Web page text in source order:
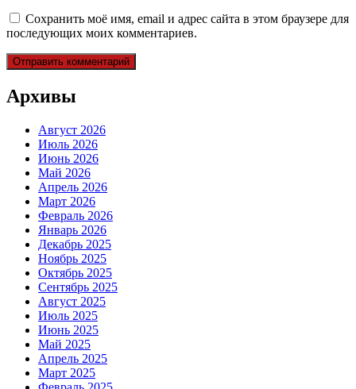
Сохранить моё имя, email и адрес сайта в этом браузере для
последующих моих комментариев.
Архивы
Август 2026
Июль 2026
Июнь 2026
Май 2026
Апрель 2026
Март 2026
Февраль 2026
Январь 2026
Декабрь 2025
Ноябрь 2025
Октябрь 2025
Сентябрь 2025
Август 2025
Июль 2025
Июнь 2025
Май 2025
Апрель 2025
Март 2025